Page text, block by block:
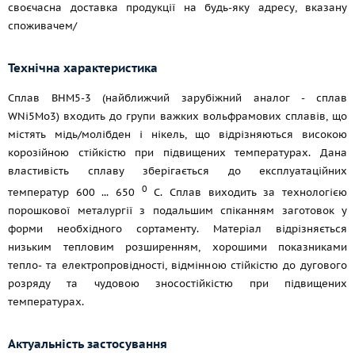
своєчасна доставка продукції на будь-яку адресу, вказану
споживачем/
Технічна характеристика
Сплав ВНМ5-3 (найближчий зарубіжний аналог - сплав
WNi5Mo3) входить до групи важких вольфрамових сплавів, що
містять мідь/молібден і нікель, що відрізняються високою
корозійною стійкістю при підвищених температурах. Дана
властивість сплаву зберігається до експлуатаційних
температур 600 ... 650
0
С. Сплав виходить за технологією
порошкової металургії з подальшим спіканням заготовок у
форми необхідного сортаменту. Матеріал відрізняється
низьким тепловим розширенням, хорошими показниками
тепло- та електропровідності, відмінною стійкістю до дугового
розряду та чудовою зносостійкістю при підвищених
температурах.
Актуальність застосування